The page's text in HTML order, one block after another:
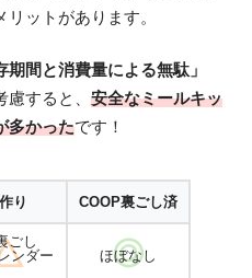
ットがあります。
期間と消費量による無駄」
慮すると、 安全なミールキッ
多かったです！
り COOP裏ごし済
ごし
ンダー
ほぼなし